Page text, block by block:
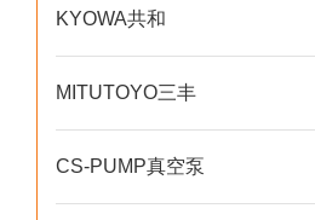
KYOWA共和
MITUTOYO三丰
CS-PUMP真空泵